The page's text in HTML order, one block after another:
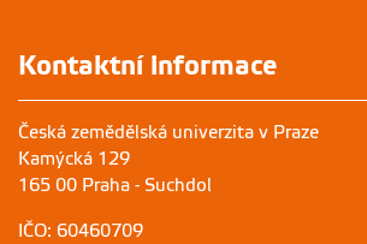
Kontaktní informace
Česká zemědělská univerzita v Praze
Kamýcká 129
165 00 Praha - Suchdol
IČO: 60460709